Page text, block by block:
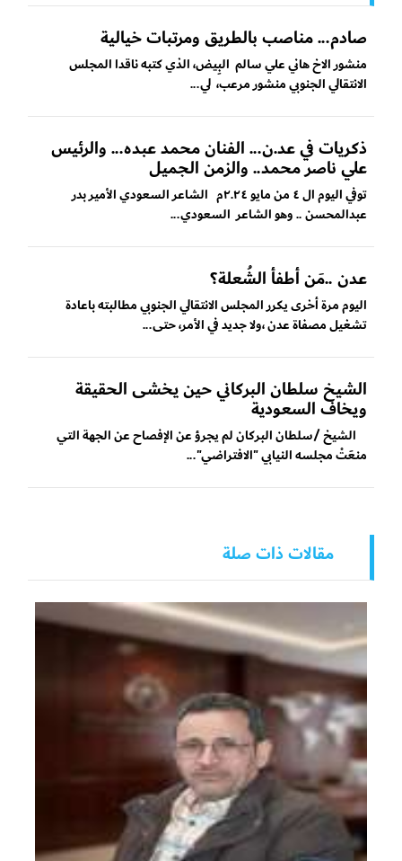
صادم... مناصب بالطريق ومرتبات خيالية
منشور الاخ هاني علي سالم البِيض، الذي كتبه ناقدا المجلس
الانتقالي الجنوبي منشور مرعب، لي...
ذكريات في عد.ن... الفنان محمد عبده... والرئيس
علي ناصر محمد.. والزمن الجميل
توفي اليوم ال ٤ من مايو ٢.٢٤م الشاعر السعودي الأمير بدر
عبدالمحسن .. وهو الشاعر السعودي...
عدن ..مَن أطفأ الشُعلة؟
اليوم مرة أخرى يكرر المجلس الانتقالي الجنوبي مطالبته باعادة
تشغيل مصفاة عدن ،ولا جديد في الأمر، حتى...
الشيخ سلطان البركاني حين يخشى الحقيقة
ويخاف السعودية
الشيخ /سلطان البركان لم يجرؤ عن الإفصاح عن الجهة التي
منعَتْ مجلسه النيابي "الافتراضي"...
مقالات ذات صلة